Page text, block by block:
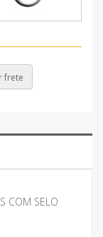
frete
COM SELO